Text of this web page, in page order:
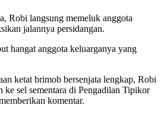
Robi langsung memeluk anggota
jalannya persidangan.
hangat anggota keluarganya yang
ketat brimob bersenjata lengkap, Robi
sel sementara di Pengadilan Tipikor
komentar.